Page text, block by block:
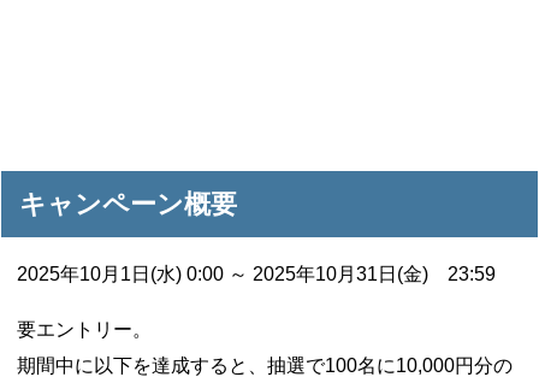
キャンペーン概要
2025年10月1日(水) 0:00 ～ 2025年10月31日(金) 23:59
要エントリー。
期間中に以下を達成すると、抽選で100名に10,000円分の